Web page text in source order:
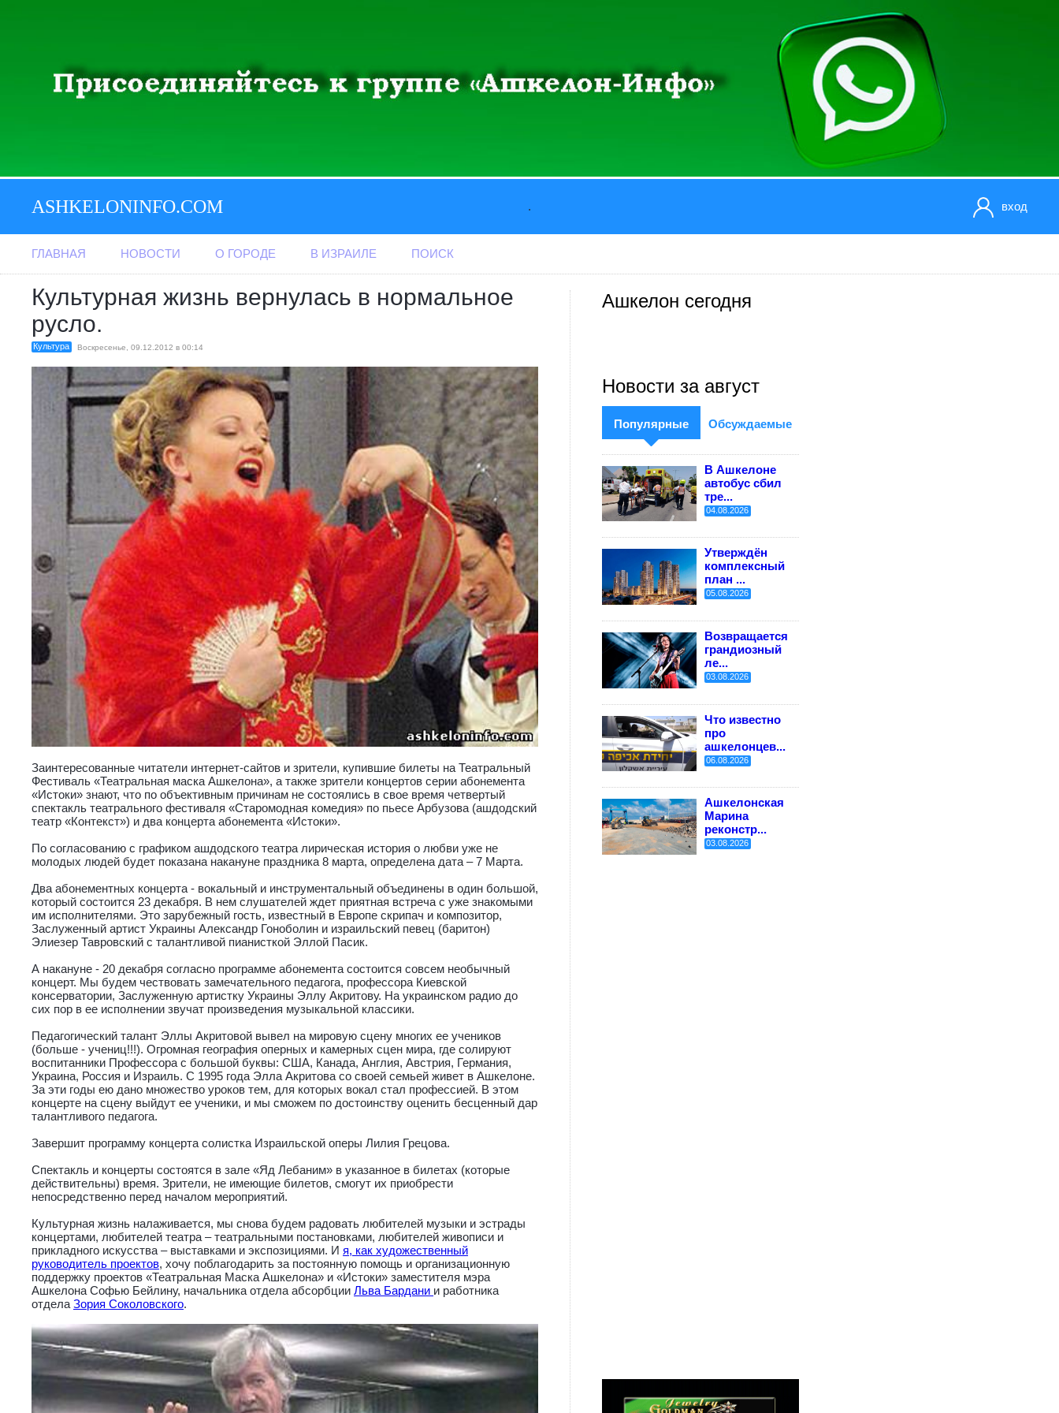
ASHKELONINFO.COM . вход
ГЛАВНАЯ НОВОСТИ О ГОРОДЕ В ИЗРАИЛЕ ПОИСК
Культурная жизнь вернулась в нормальное
русло.
Культура Воскресенье, 09.12.2012 в 00:14
Заинтересованные читатели интернет-сайтов и зрители, купившие билеты на Театральный
Фестиваль «Театральная маска Ашкелона», а также зрители концертов серии абонемента
«Истоки» знают, что по объективным причинам не состоялись в свое время четвертый
спектакль театрального фестиваля «Старомодная комедия» по пьесе Арбузова (ашдодский
театр «Контекст») и два концерта абонемента «Истоки».
По согласованию с графиком ашдодского театра лирическая история о любви уже не
молодых людей будет показана накануне праздника 8 марта, определена дата – 7 Марта.
Два абонементных концерта - вокальный и инструментальный объединены в один большой,
который состоится 23 декабря. В нем слушателей ждет приятная встреча с уже знакомыми
им исполнителями. Это зарубежный гость, известный в Европе скрипач и композитор,
Заслуженный артист Украины Александр Гоноболин и израильский певец (баритон)
Элиезер Тавровский с талантливой пианисткой Эллой Пасик.
А накануне - 20 декабря согласно программе абонемента состоится совсем необычный
концерт. Мы будем чествовать замечательного педагога, профессора Киевской
консерватории, Заслуженную артистку Украины Эллу Акритову. На украинском радио до
сих пор в ее исполнении звучат произведения музыкальной классики.
Педагогический талант Эллы Акритовой вывел на мировую сцену многих ее учеников
(больше - учениц!!!). Огромная география оперных и камерных сцен мира, где солируют
воспитанники Профессора с большой буквы: США, Канада, Англия, Австрия, Германия,
Украина, Россия и Израиль. С 1995 года Элла Акритова со своей семьей живет в Ашкелоне.
За эти годы ею дано множество уроков тем, для которых вокал стал профессией. В этом
концерте на сцену выйдут ее ученики, и мы сможем по достоинству оценить бесценный дар
талантливого педагога.
Завершит программу концерта солистка Израильской оперы Лилия Грецова.
Спектакль и концерты состоятся в зале «Яд Лебаним» в указанное в билетах (которые
действительны) время. Зрители, не имеющие билетов, смогут их приобрести
непосредственно перед началом мероприятий.
Культурная жизнь налаживается, мы снова будем радовать любителей музыки и эстрады
концертами, любителей театра – театральными постановками, любителей живописи и
прикладного искусства – выставками и экспозициями. И я, как художественный
руководитель проектов, хочу поблагодарить за постоянную помощь и организационную
поддержку проектов «Театральная Маска Ашкелона» и «Истоки» заместителя мэра
Ашкелона Софью Бейлину, начальника отдела абсорбции Льва Бардани и работника
отдела Зория Соколовского.
Ашкелон сегодня
Новости за август
Популярные Обсуждаемые
В Ашкелоне
автобус сбил
тре...
04.08.2026
Утверждён
комплексный
план ...
05.08.2026
Возвращается
грандиозный
ле...
03.08.2026
Что известно
про
ашкелонцев...
06.08.2026
Ашкелонская
Марина
реконстр...
03.08.2026